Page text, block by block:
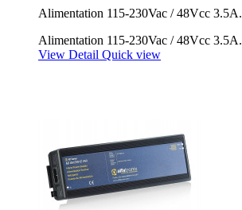
Alimentation 115-230Vac / 48Vcc 3.5A.
Alimentation 115-230Vac / 48Vcc 3.5A.
View Detail Quick view